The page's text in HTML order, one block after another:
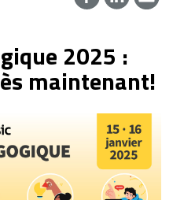
2025 :
maintenant!